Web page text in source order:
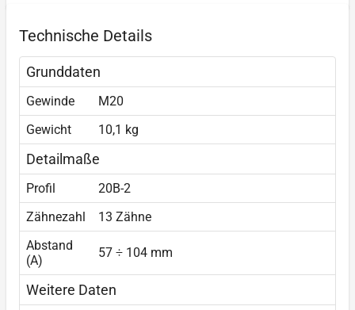
Technische Details
Grunddaten
Gewinde
M20
Gewicht
10,1 kg
Detailmaße
Profil
20B-2
Zähnezahl
13 Zähne
Abstand
(A)
57 ÷ 104 mm
Weitere Daten